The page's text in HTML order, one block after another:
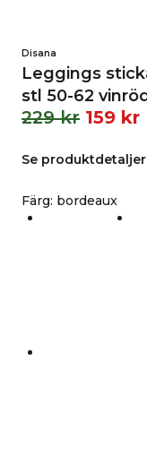
Disana
Leggings
stl 50-62
229kr 159 kr
Se
Färg: bordeaux